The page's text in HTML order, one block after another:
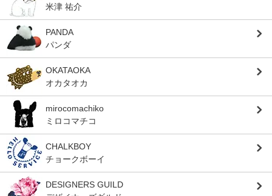
米津 祐介
PANDA
パンダ
OKATAOKA
オカタオカ
mirocomachiko
ミロコマチコ
CHALKBOY
チョークボーイ
DESIGNERS GUILD